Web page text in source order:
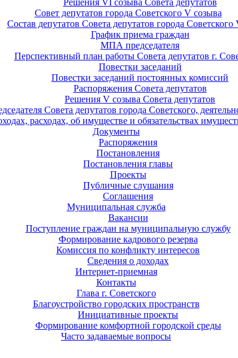
Решения VI созыва Совета депутатов
Совет депутатов города Советского V созыва
Состав депутатов Совета депутатов города Советского
График приема граждан
МПА председателя
Перспективный план работы Совета депутатов г.
Повестки заседаний
Повестки заседаний постоянных комиссий
Распоряжения Совета депутатов
Решения V созыва Совета депутатов
Совета депутатов города Советского,
расходах, об имуществе и обязательствах
Документы
Распоряжения
Постановления
Постановления главы
Проекты
Публичные слушания
Соглашения
Муниципальная служба
Вакансии
Поступление граждан на муниципальную службу
Формирование кадрового резерва
Комиссия по конфликту интересов
Сведения о доходах
Интернет-приемная
Контакты
Глава г. Советского
Благоустройство городских пространств
Инициативные проекты
Формирование комфортной городской среды
Часто задаваемые вопросы